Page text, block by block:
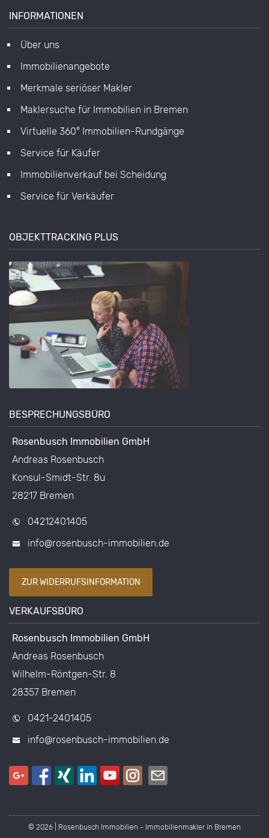
INFORMATIONEN
Über uns
Immobilienangebote
Merkmale seriöser Makler
Maklersuche für Immobilien in Bremen
Virtuelle 360° Immobilien-Rundgänge
Service für Käufer
Immobilienverkauf bei Scheidung
Service für Verkäufer
OBJEKTTRACKING PLUS
BESPRECHUNGSBÜRO
Rosenbusch Immobilien GmbH
Andreas Rosenbusch
Konsul-Smidt-Str. 8u
28217 Bremen
04212401405
info@rosenbusch-immobilien.de
ZUR WIDERRUFSINFORMATION
VERKAUFSBÜRO
Rosenbusch Immobilien GmbH
Andreas Rosenbusch
Wilhelm-Röntgen-Str. 8
28357 Bremen
0421-2401405
info@rosenbusch-immobilien.de
© 2026 | Rosenbusch Immobilien - Immobilienmakler in Bremen